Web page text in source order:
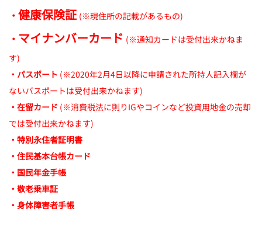
・ 健康保険証 (※現住所の記載があるもの)
・ マイナンバーカード (※通知カードは受付出来かねま
す)
・パスポート (※2020年2月4日以降に申請された所持人記入欄が
ないパスポートは受付出来かねます)
・在留カード (※消費税法に則りIGやコインなど投資用地金の売却
では受付出来かねます)
・特別永住者証明書
・住民基本台帳カード
・国民年金手帳
・敬老乗車証
・身体障害者手帳